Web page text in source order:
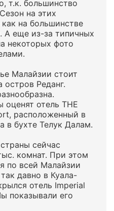
т.к. большинство
на этих
на большинстве
А еще из-за типичных
некоторых фото
Малайзии стоит
остров Реданг.
оценят отель THE
расположенный в
в бухте Телук Далам.
сейчас
комнат. При этом
по всей Малайзии
давно в Куала-
отель Imperial
показывали его